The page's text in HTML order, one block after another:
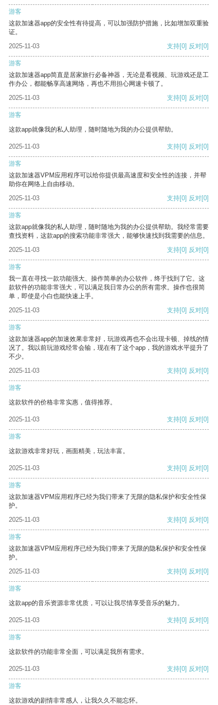
游客
这款加速器app的安全性有待提高，可以加强防护措施，比如增加双重验
证。
2025-11-03
支持[0] 反对[0]
游客
这款加速器app简直是居家旅行必备神器，无论是看视频、玩游戏还是工
作办公，都能畅享高速网络，再也不用担心网速卡顿了。
2025-11-03
支持[0] 反对[0]
游客
这款app就像我的私人助理，随时随地为我的办公提供帮助。
2025-11-03 支持[0] 反对[0]
游客
这款加速器VPM应用程序可以给你提供最高速度和安全性的连接，并帮
助你在网络上自由移动。
2025-11-03
支持[0] 反对[0]
游客
这款app就像我的私人助理，随时随地为我的办公提供帮助。我经常需要
查找资料，这款app的搜索功能非常强大，能够快速找到我需要的信息。
2025-11-03
支持[0] 反对[0]
游客
我一直在寻找一款功能强大、操作简单的办公软件，终于找到了它。这
款软件的功能非常强大，可以满足我日常办公的所有需求。操作也很简
单，即使是小白也能快速上手。
2025-11-03
支持[0] 反对[0]
游客
这款加速器app的加速效果非常好，玩游戏再也不会出现卡顿、掉线的情
况了。我以前玩游戏经常会输，现在有了这个app，我的游戏水平提升了
不少。
2025-11-03
支持[0] 反对[0]
游客
这款软件的价格非常实惠，值得推荐。
2025-11-03 支持[0] 反对[0]
游客
这款游戏非常好玩，画面精美，玩法丰富。
2025-11-03 支持[0] 反对[0]
游客
这款加速器VPM应用程序已经为我们带来了无限的隐私保护和安全性保
护。
2025-11-03
支持[0] 反对[0]
游客
这款加速器VPM应用程序已经为我们带来了无限的隐私保护和安全性保
护。
2025-11-03
支持[0] 反对[0]
游客
这款app的音乐资源非常优质，可以让我尽情享受音乐的魅力。
2025-11-03 支持[0] 反对[0]
游客
这款软件的功能非常全面，可以满足我所有需求。
2025-11-03 支持[0] 反对[0]
游客
这款游戏的剧情非常感人，让我久久不能忘怀。